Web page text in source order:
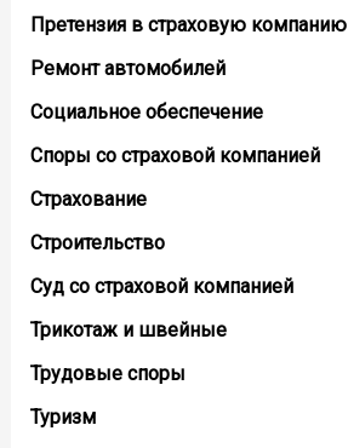
Претензия в страховую компанию
Ремонт автомобилей
Социальное обеспечение
Споры со страховой компанией
Страхование
Строительство
Суд со страховой компанией
Трикотаж и швейные
Трудовые споры
Туризм